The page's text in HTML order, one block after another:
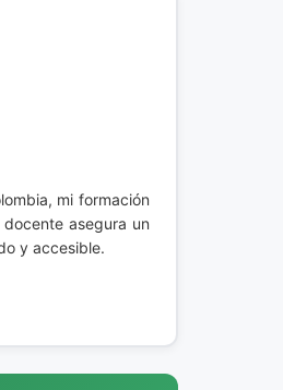
mi formación
asegura un
y accesible.